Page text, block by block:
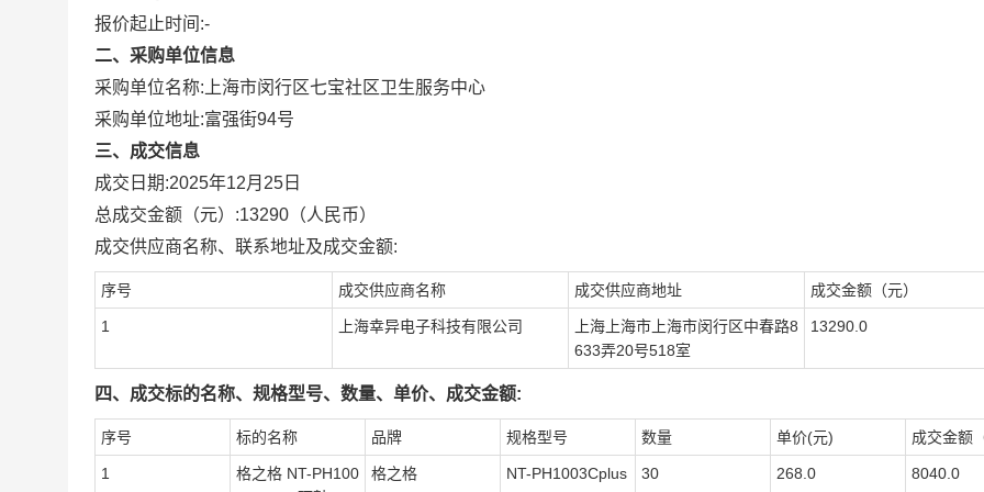
报价起止时间:-
二、采购单位信息
采购单位名称: 上海市闵行区七宝社区卫生服务中心
采购单位地址:富强街94号
三、成交信息
成交日期:2025年12月25日
总成交金额（元）:13290 （人民币）
成交供应商名称、联系地址及成交金额:
序号 成交供应商名称 成交供应商地址 成交金额（元）
1 上海幸异电子科技有限公司
上海上海市上海市闵行区中春路8
633弄20号518室
13290.0
四、成交标的名称、规格型号、数量、单价、成交金额:
序号 标的名称 品牌 规格型号 数量 单价(元) 成交金额
1
格之格 NT-PH100
格之格
NT-PH1003Cplus
30 268.0 8040.0